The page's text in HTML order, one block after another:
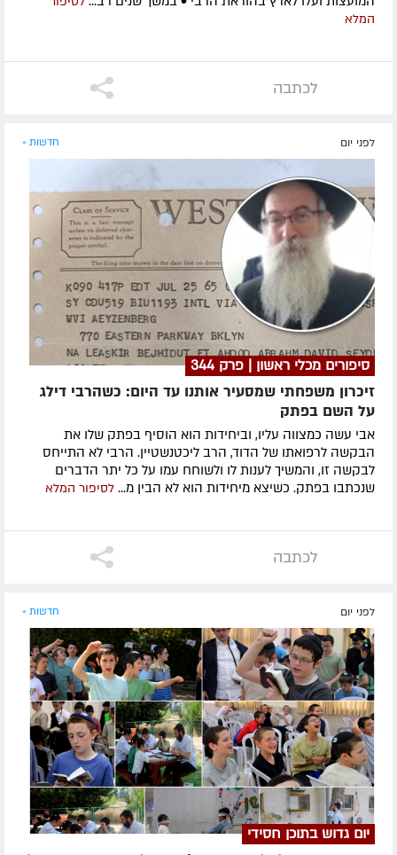
המלא
לכתבה
לפני יום חדשות »
סיפורים מכלי ראשון | פרק 344
זיכרון משפחתי שמסעיר אותנו עד היום: כשהרבי דילג
על השם בפתק
אבי עשה כמצווה עליו, וביחידות הוא הוסיף בפתק שלו את
הבקשה לרפואתו של הדוד, הרב ליכטנשטיין. הרבי לא התייחס
לבקשה זו, והמשיך לענות לו ולשוחח עמו על כל יתר הדברים
שנכתבו בפתק. כשיצא מיחידות הוא לא הבין מ... לסיפור המלא
לכתבה
לפני יום חדשות »
יום גדוש בתוכן חסידי